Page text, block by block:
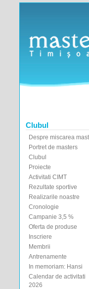
Clubul
Despre miscarea
Portret de masters
Clubul
Proiecte
Activitati CIMT
Rezultate sportive
Realizarile noastre
Cronologie
Campanie 3,5 %
Oferta de produse
Inscriere
Membrii
Antrenamente
In memoriam: Hansi
Calendar de activitati
2026